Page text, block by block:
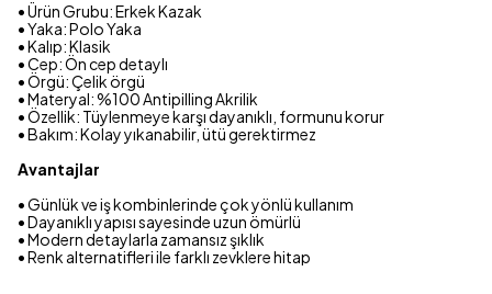
• Ürün Grubu: Erkek Kazak
• Yaka: Polo Yaka
• Kalıp: Klasik
• Cep: Ön cep detaylı
• Örgü: Çelik örgü
• Materyal: %100 Antipilling Akrilik
• Özellik: Tüylenmeye karşı dayanıklı, formunu korur
• Bakım: Kolay yıkanabilir, ütü gerektirmez
Avantajlar
• Günlük ve iş kombinlerinde çok yönlü kullanım
• Dayanıklı yapısı sayesinde uzun ömürlü
• Modern detaylarla zamansız şıklık
• Renk alternatifleri ile farklı zevklere hitap